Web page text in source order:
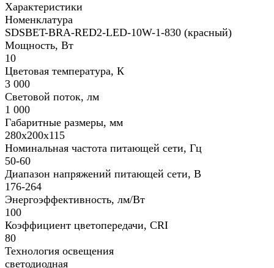
Характеристики
Номенклатура
SDSBET-BRA-RED2-LED-10W-1-830 (красный)
Мощность, Вт
10
Цветовая температура, К
3 000
Световой поток, лм
1 000
Габаритные размеры, мм
280х200х115
Номинальная частота питающей сети, Гц
50-60
Диапазон напряжений питающей сети, В
176-264
Энергоэффективность, лм/Вт
100
Коэффициент цветопередачи, CRI
80
Технология освещения
светодиодная